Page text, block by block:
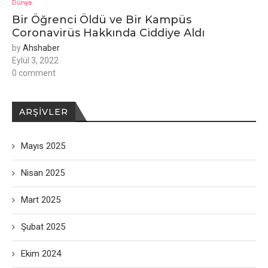
Dünya
Bir Öğrenci Öldü ve Bir Kampüs
Coronavirüs Hakkında Ciddiye Aldı
byAhshaber
Eylül 3, 2022
0 comment
ARŞIVLER
Mayıs 2025
Nisan 2025
Mart 2025
Şubat 2025
Ekim 2024